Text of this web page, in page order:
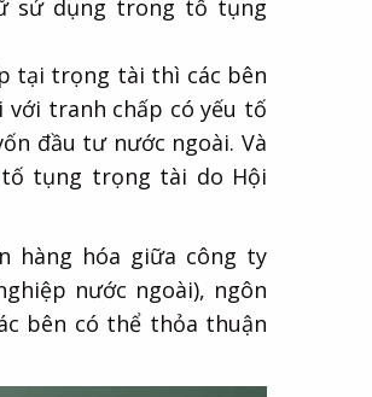
sử dụng trong tố tụng
tại trọng tài thì các bên
tranh chấp có yếu tố
đầu tư nước ngoài. Và
tụng trọng tài do Hội
hàng hóa giữa công ty
nước ngoài), ngôn
bên có thể thỏa thuận